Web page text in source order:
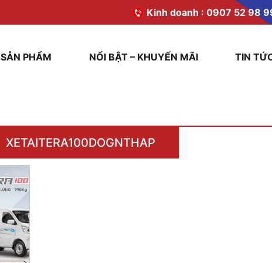
Kinh doanh : 0907 52 98
SẢN PHẨM NỔI BẬT – KHUYẾN MÃI TIN
XETAITERA100DOGNTHAP